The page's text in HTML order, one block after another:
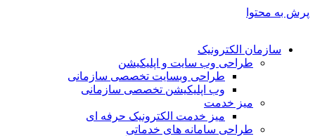
پرش به محتوا
سازمان الکترونیک
طراحی وب سایت و اپلیکیشن
طراحی وبسایت تخصصی سازمانی
وب اپلیکیشن تخصصی سازمانی
میز خدمت
میز خدمت الکترونیک حرفه ای
طراحی سامانه های خدماتی